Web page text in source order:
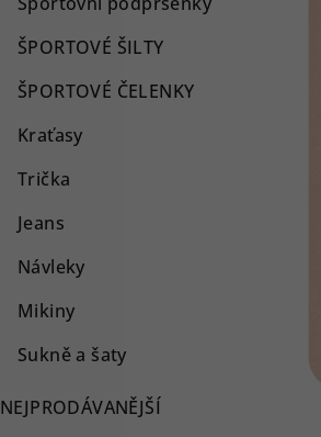
ŠPORTOVÉ ŠILTY
ŠPORTOVÉ ČELENKY
Kraťasy
Trička
Jeans
Návleky
Mikiny
Sukně a šaty
NEJPRODÁVANĚJŠÍ